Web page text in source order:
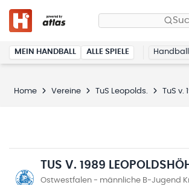
MEIN HANDBALL ALLE SPIELE
Home Vereine TuS Leopolds. TuS v.
TUS V. 1989
Ostwestfalen - männliche B-Jugend